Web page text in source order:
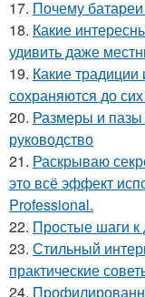
17. Почему
18. Какие
удивить даже
19. Какие
сохраняются до
20. Размеры и
руководство
21. Раскрываю
это всё эффект
Professional.
22. Простые шаги к
23. Стильный
практические
24.